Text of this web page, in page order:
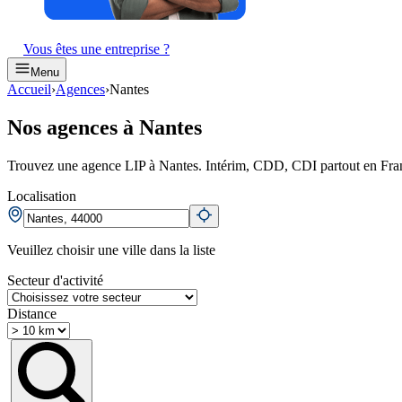
Vous êtes une entreprise ?
Menu
Accueil›Agences›Nantes
Nos agences à Nantes
Trouvez une agence LIP à Nantes. Intérim, CDD, CDI partout en
Localisation
Veuillez choisir une ville dans la liste
Secteur d'activité
Distance